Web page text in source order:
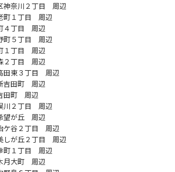
神奈川２丁目 周辺
町１丁目 周辺
４丁目 周辺
町５丁目 周辺
１丁目 周辺
２丁目 周辺
田東３丁目 周辺
吉田町 周辺
田町 周辺
川２丁目 周辺
望が丘 周辺
ケ谷２丁目 周辺
しが丘２丁目 周辺
町１丁目 周辺
月大町 周辺